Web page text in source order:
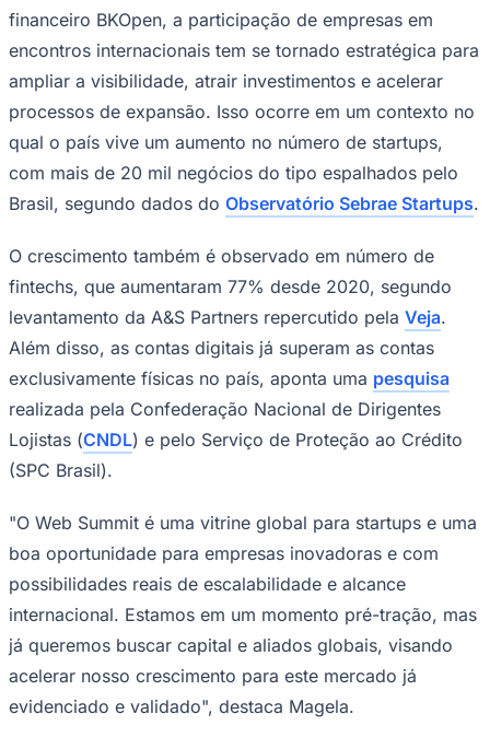
Brasileirão Série A
Brasileirão Série B
Copa do Brasil
Libertadores
Sul-Americana
Copa América
Champions League
Premier League
La Liga
Mundial 2026
Times - Ir direto
financeiro BKOpen, a participação de empresas em
encontros internacionais tem se tornado estratégica para
ampliar a visibilidade, atrair investimentos e acelerar
processos de expansão. Isso ocorre em um contexto no
qual o país vive um aumento no número de startups,
com mais de 20 mil negócios do tipo espalhados pelo
Brasil, segundo dados do Observatório Sebrae Startups.
O crescimento também é observado em número de
fintechs, que aumentaram 77% desde 2020, segundo
levantamento da A&S Partners repercutido pela Veja.
Além disso, as contas digitais já superam as contas
exclusivamente físicas no país, aponta uma pesquisa
realizada pela Confederação Nacional de Dirigentes
Lojistas (CNDL) e pelo Serviço de Proteção ao Crédito
(SPC Brasil).
"O Web Summit é uma vitrine global para startups e uma
boa oportunidade para empresas inovadoras e com
possibilidades reais de escalabilidade e alcance
internacional. Estamos em um momento pré-tração, mas
já queremos buscar capital e aliados globais, visando
acelerar nosso crescimento para este mercado já
evidenciado e validado", destaca Magela.